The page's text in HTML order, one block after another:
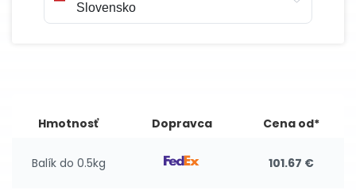
Hmotnosť Dopravca Cena od*
Balík do 0.5kg 101.67 €